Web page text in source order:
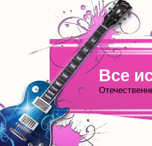
Все